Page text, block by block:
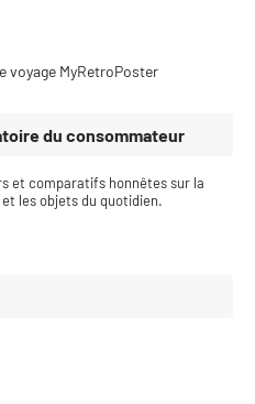
voyage MyRetroPoster
du consommateur
et comparatifs honnêtes sur la
les objets du quotidien.